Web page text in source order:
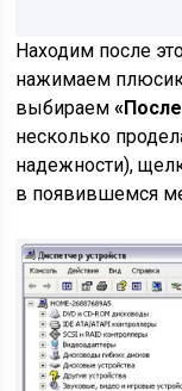
Находим после
нажимаем
выбираем
несколько
надежности),
в появившемся